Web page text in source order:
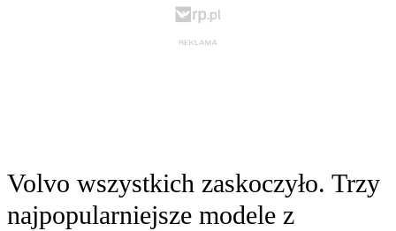
Volvo wszystkich zaskoczyło. Trzy
najpopularniejsze modele z